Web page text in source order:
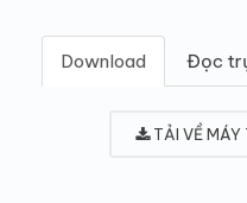
Download Đọc
TẢI VỀ MÁY